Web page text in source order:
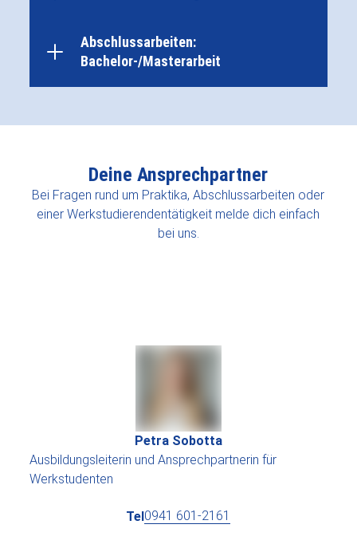
Abschlussarbeiten:
Bachelor-/Masterarbeit
Deine Ansprechpartner
Bei Fragen rund um Praktika, Abschlussarbeiten oder
einer Werkstudierendentätigkeit melde dich einfach
bei uns.
Petra Sobotta
Ausbildungsleiterin und Ansprechpartnerin für
Werkstudenten
Tel0941 601-2161